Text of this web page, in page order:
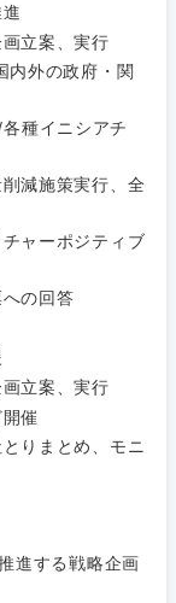
立案、実行
内外の政府・関
種イニシアチ
減施策実行、全
ャーポジティブ
の回答
立案、実行
催
りまとめ、モニ
進する戦略企画
上げ
エンス
50代
アップ企
活かす
日120日以